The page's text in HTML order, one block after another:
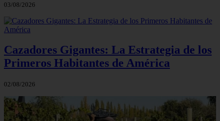
03/08/2026
Cazadores Gigantes: La Estrategia de los
Primeros Habitantes de América
02/08/2026